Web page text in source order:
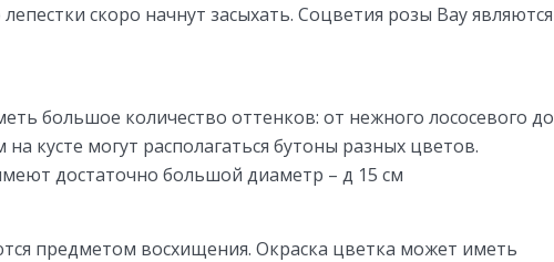
скоро начнут засыхать. Соцветия розы Вау являются
большое количество оттенков: от нежного лососевого до
кусте могут располагаться бутоны разных цветов.
достаточно большой диаметр – д 15 см
предметом восхищения. Окраска цветка может иметь